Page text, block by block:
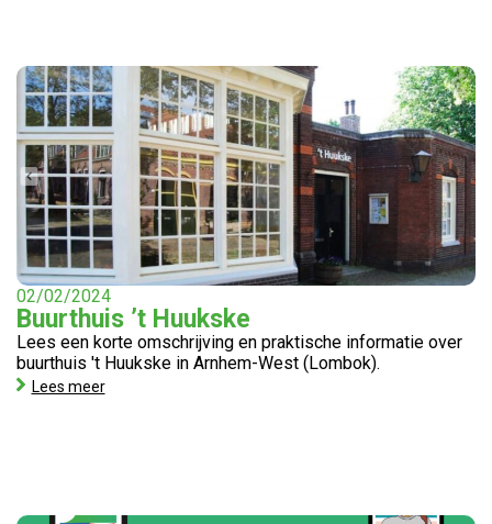
02/02/2024
Buurthuis ’t Huukske
Lees een korte omschrijving en praktische informatie over
buurthuis 't Huukske in Arnhem-West (Lombok).
Lees meer